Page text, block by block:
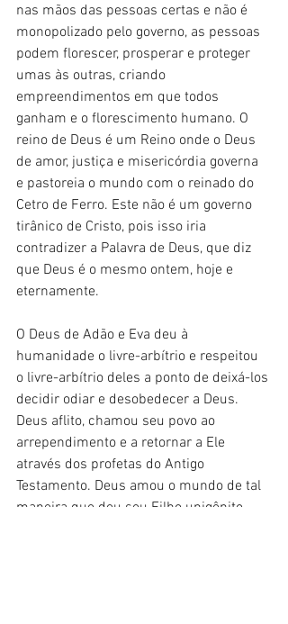
nas mãos das pessoas certas e não é
monopolizado pelo governo, as pessoas
podem florescer, prosperar e proteger
umas às outras, criando
empreendimentos em que todos
ganham e o florescimento humano. O
reino de Deus é um Reino onde o Deus
de amor, justiça e misericórdia governa
e pastoreia o mundo com o reinado do
Cetro de Ferro. Este não é um governo
tirânico de Cristo, pois isso iria
contradizer a Palavra de Deus, que diz
que Deus é o mesmo ontem, hoje e
eternamente.
O Deus de Adão e Eva deu à
humanidade o livre-arbítrio e respeitou
o livre-arbítrio deles a ponto de deixá-los
decidir odiar e desobedecer a Deus.
Deus aflito, chamou seu povo ao
arrependimento e a retornar a Ele
através dos profetas do Antigo
Testamento. Deus amou o mundo de tal
maneira que deu seu Filho unigênito,